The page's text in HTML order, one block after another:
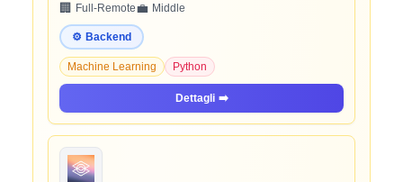
🏢 Full-Remote💼 Middle
⚙️ Backend
Machine Learning Python
Dettagli ➡️